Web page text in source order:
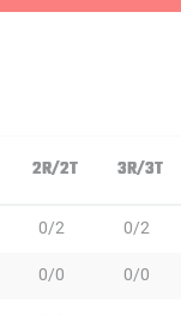
2R/2T 3R/3T
0/2 0/2
0/0 0/0